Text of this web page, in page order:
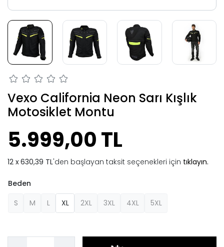
Vexo California Neon Sarı Kışlık
Motosiklet Montu
5.999,00 TL
630,39 TL'den başlayan taksit seçenekleri için tıklayın.
Beden
S
M L XL 2XL 3XL 4XL 5XL